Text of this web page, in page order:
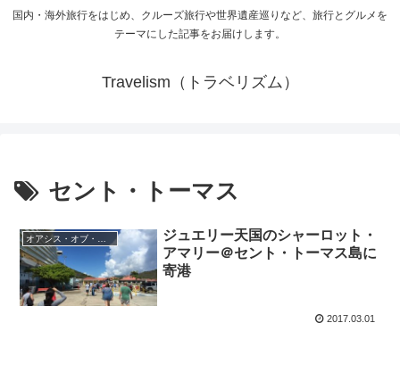
国内・海外旅行をはじめ、クルーズ旅行や世界遺産巡りなど、旅行とグルメを
テーマにした記事をお届けします。
Travelism（トラベリズム）
セント・トーマス
ジュエリー天国のシャーロット・
アマリー＠セント・トーマス島に
寄港
2017.03.01